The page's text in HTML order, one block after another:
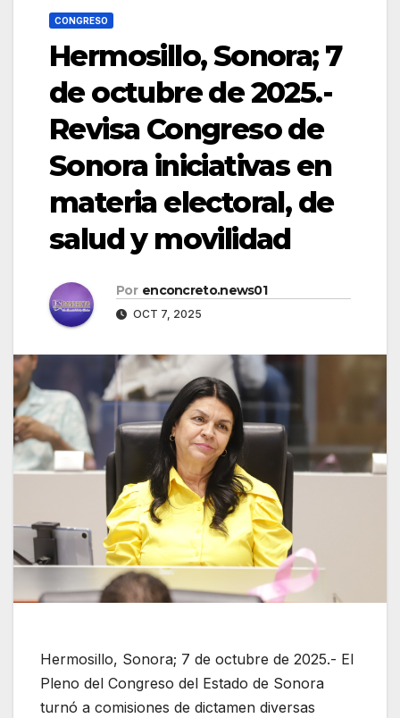
CONGRESO
Hermosillo, Sonora; 7
de octubre de 2025.-
Revisa Congreso de
Sonora iniciativas en
materia electoral, de
salud y movilidad
Por enconcreto.news01
OCT 7, 2025
Hermosillo, Sonora; 7 de octubre de 2025.- El
Pleno del Congreso del Estado de Sonora
turnó a comisiones de dictamen diversas